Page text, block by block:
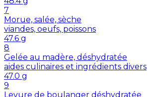
7
Morue, salée, sèche
viandes, oeufs, poissons
47.6 g
8
Gelée au madère, déshydratée
aides culinaires et ingrédients divers
47.0 g
9
Levure de boulanger déshydratée